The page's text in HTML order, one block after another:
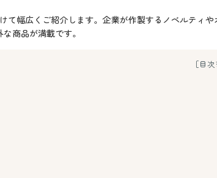
幅広くご紹介します。企業が作製するノベルティや
商品が満載です。